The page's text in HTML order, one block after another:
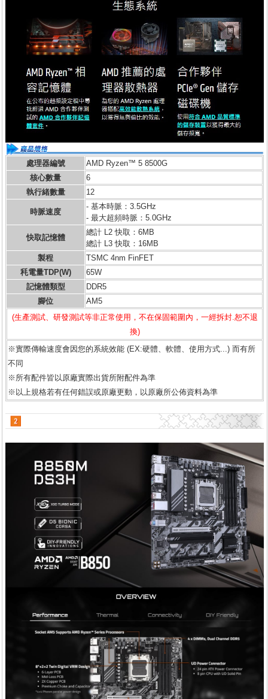
處理器編號
AMD Ryzen™ 5 8500G
核心數量
6
執行緒數量
12
時脈速度
- 基本時脈：3.5GHz
- 最大超頻時脈：5.0GHz
快取記憶體
總計 L2 快取：6MB
總計 L3 快取：16MB
製程
TSMC 4nm FinFET
秏電量TDP(W)
65W
記憶體類型
DDR5
腳位
AM5
(生產測試、研發測試等非正常使用，不在保固範圍內，一經拆封.恕不退
換)
※實際傳輸速度會因您的系統效能 (EX:硬體、軟體、使用方式...) 而有所
不同
※所有配件皆以原廠實際出貨所附配件為準
※以上規格若有任何錯誤或原廠更動，以原廠所公佈資料為準